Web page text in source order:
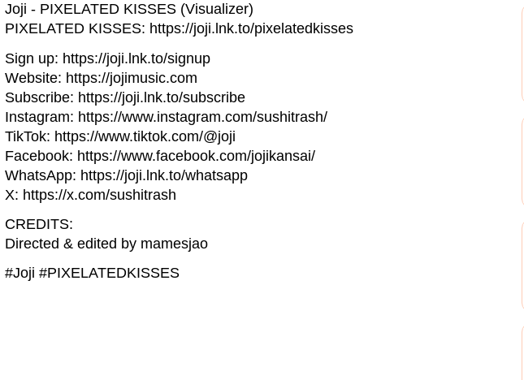
Joji - PIXELATED KISSES (Visualizer)
PIXELATED KISSES: https://joji.lnk.to/pixelatedkisses
Sign up: https://joji.lnk.to/signup
Website: https://jojimusic.com
Subscribe: https://joji.lnk.to/subscribe
Instagram: https://www.instagram.com/sushitrash/
TikTok: https://www.tiktok.com/@joji
Facebook: https://www.facebook.com/jojikansai/
WhatsApp: https://joji.lnk.to/whatsapp
X: https://x.com/sushitrash
CREDITS:
Directed & edited by mamesjao
#Joji #PIXELATEDKISSES